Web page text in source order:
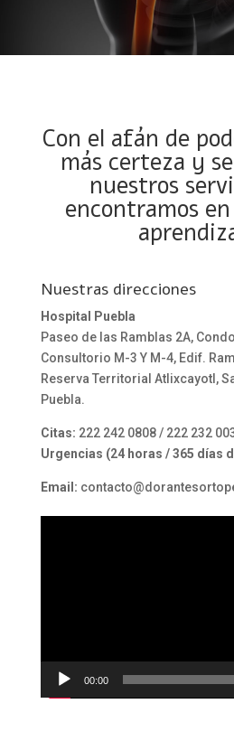
Con el afán de
más certeza y
nuestros
encontramos
Nuestras direcciones
Hospital Puebla
Paseo de las Ramblas 2A,
Consultorio M-3 Y M-4, Edif.
Reserva Territorial Atlixcayotl,
Puebla.
Citas: 222 242 0808 / 222 232
Urgencias (24 horas / 365 días
Email:
00:00